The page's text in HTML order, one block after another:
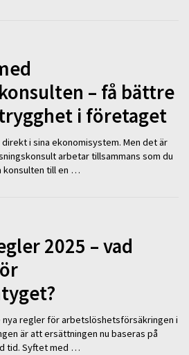
– få bättre
i företaget
i sina ekonomisystem. Men det är
arbetar tillsammans som du
konsulten till en …
2025 – vad
nya regler för arbetslöshetsförsäkringen i
är att ersättningen nu baseras på
tid. Syftet med …